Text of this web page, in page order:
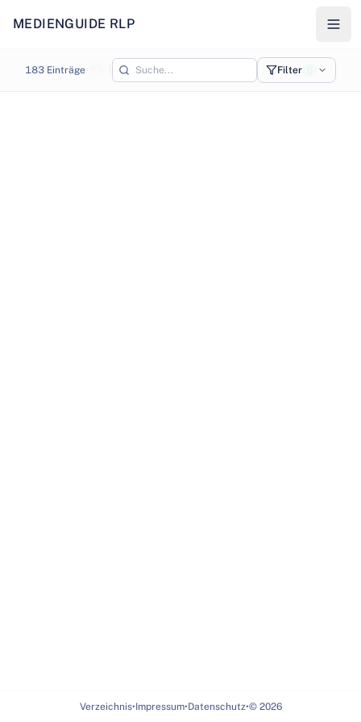
MEDIENGUIDE RLP
Karte - Medienstandorte in Rheinland-Pfalz
183 Einträge Filter
©OpenStreetMap©CARTO
Verzeichnis•Impressum•Datenschutz•© 2026